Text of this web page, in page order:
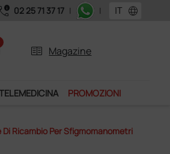
a 39,90 euro + IVA!
02 25 71 37 17 | | language
two_pager Magazine
PROMOZIONI
Di Ricambio Per Sfigmomanometri